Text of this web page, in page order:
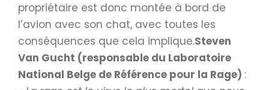
propriétaire est donc montée à bord de
l’avion avec son chat, avec toutes les
conséquences que cela implique.Steven
Van Gucht (responsable du Laboratoire
National Belge de Référence pour la Rage) :